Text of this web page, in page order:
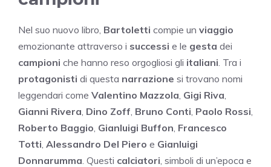
Nel suo nuovo libro, Bartoletti compie un viaggio
emozionante attraverso i successi e le gesta dei
campioni che hanno reso orgogliosi gli italiani . Tra i
protagonisti di questa narrazione si trovano nomi
leggendari come Valentino Mazzola Gigi Riva
Gianni Rivera Dino Zoff Bruno Conti Paolo Rossi
Roberto Baggio Gianluigi Buffon Francesco
Totti Alessandro Del Piero e Gianluigi
Donnarumma . Questi calciatori , simboli di un’epoca e